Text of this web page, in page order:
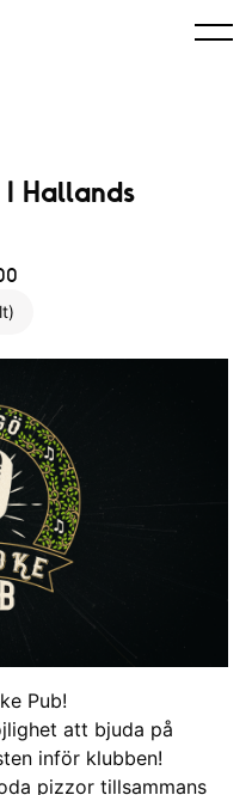
I Hallands
Pub!
att bjuda på
inför klubben!
pizzor tillsammans